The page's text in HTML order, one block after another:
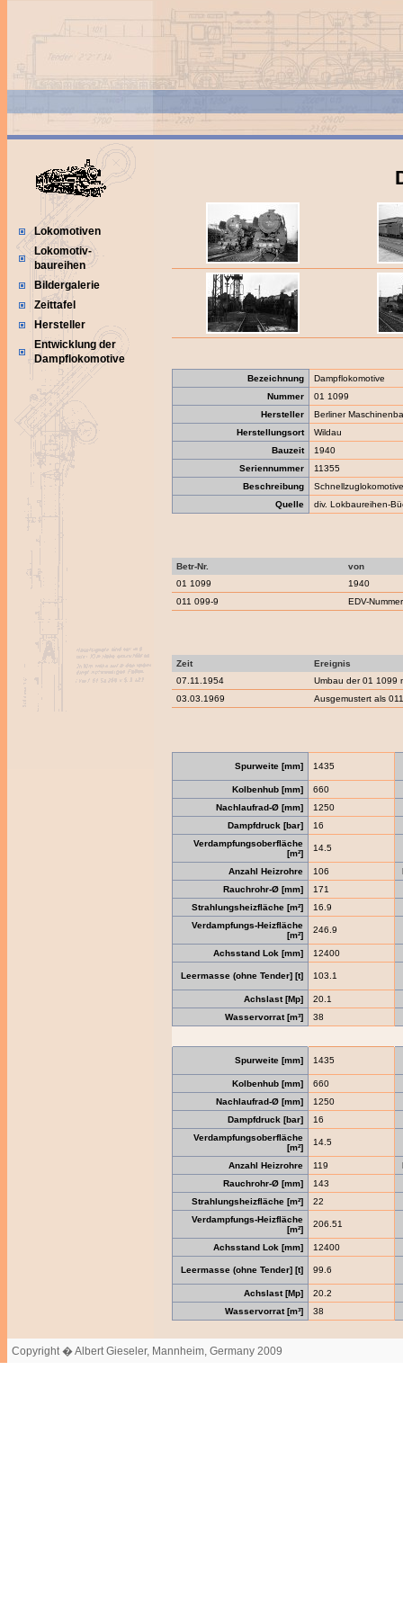
Lokomotiven
Lokomotiv-
baureihen
Bildergalerie
Zeittafel
Hersteller
Entwicklung der
Dampflokomotive
Bezeichnung
Dampflokomotive
Nummer
01 1099
Hersteller
Berliner
Herstellungsort
Wildau
Bauzeit
1940
Seriennummer
11355
Beschreibung
Schnellzuglokomotive
Quelle
div. Lokbaureihen-
Betr-Nr.
von
01 1099
1940
011 099-9
EDV-
Zeit
Ereignis
07.11.1954
Umbau der 01 1099
03.03.1969
Ausgemustert als
Spurweite [mm] 1435
Kolbenhub [mm]
660
Nachlaufrad-Ø [mm]
1250
Dampfdruck [bar]
16
Verdampfungsoberfläche
[m²]
14.5
Anzahl Heizrohre 106
Rauchrohr-Ø [mm]
171
Strahlungsheizfläche [m²]
16.9
Verdampfungs-Heizfläche
[m²]
246.9
Achsstand Lok [mm] 12400
Leermasse (ohne Tender] [t] 103.1
Achslast [Mp]
20.1
Wasservorrat [m³]
38
Spurweite [mm] 1435
Kolbenhub [mm]
660
Nachlaufrad-Ø [mm]
1250
Dampfdruck [bar]
16
Verdampfungsoberfläche
[m²]
14.5
Anzahl Heizrohre 119
Rauchrohr-Ø [mm]
143
Strahlungsheizfläche [m²]
22
Verdampfungs-Heizfläche
[m²]
206.51
Achsstand Lok [mm] 12400
Leermasse (ohne Tender] [t] 99.6
Achslast [Mp]
20.2
Wasservorrat [m³]
38
Copyright � Albert Gieseler, Mannheim, Germany 2009